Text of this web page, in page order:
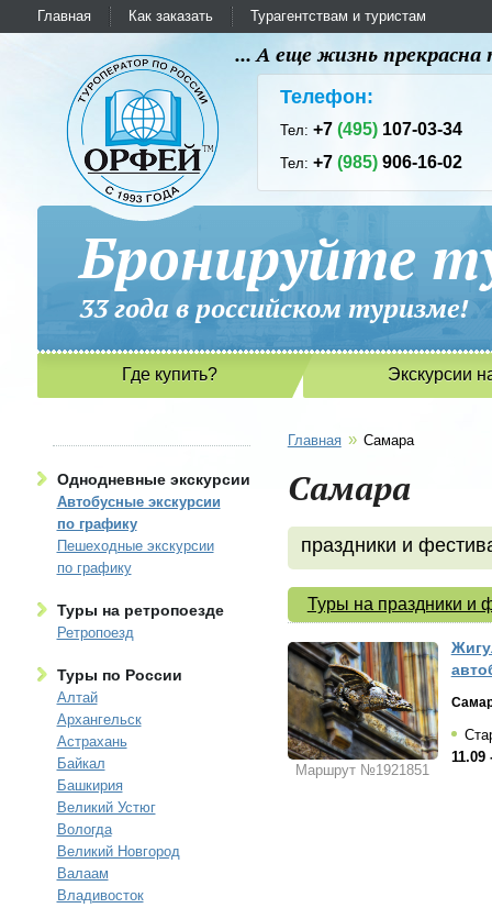
Главная Как заказать Турагентствам и туристам
... А еще жизнь
Телефон:
Тел:+7(495) 107-03-34
Тел:+7(985) 906-16-02
Бронируйте
33 года в российском
Где купить? Экскурсии
Однодневные экскурсии
Автобусные экскурсии
по графику
Пешеходные экскурсии
по графику
Туры на ретропоезде
Ретропоезд
Туры по России
Алтай
Архангельск
Астрахань
Байкал
Башкирия
Великий Устюг
Вологда
Великий Новгород
Валаам
Владивосток
Главная » Самара
Самара
праздники и
Туры на праздники и
Маршрут №1921851
11.09